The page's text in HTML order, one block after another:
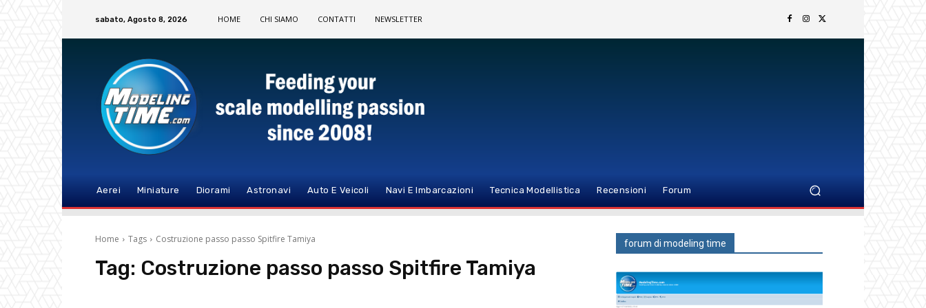
sabato, Agosto 8, 2026 HOME CHI SIAMO CONTATTI NEWSLETTER
Aerei Miniature Diorami Astronavi Auto E Veicoli Navi E Imbarcazioni Tecnica Modellistica Recensioni Forum
Home Tags Costruzione passo passo Spitfire Tamiya
Tag: Costruzione passo passo Spitfire Tamiya
forum di modeling time